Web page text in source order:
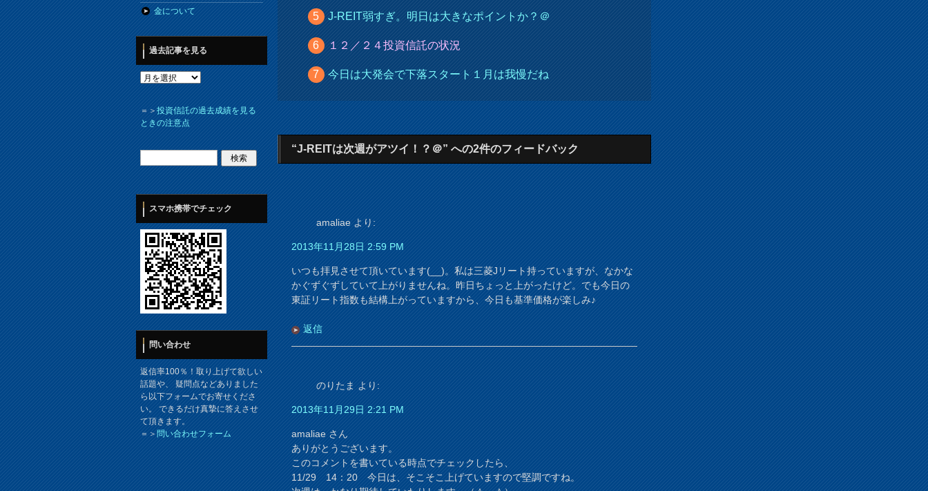
J-REIT弱すぎ。明日は大きなポイントか？＠
１２／２４投資信託の状況
今日は大発会で下落スタート１月は我慢だね
“J-REITは次週がアツイ！？＠” への2件のフィードバック
amaliae より:
2013年11月28日 2:59 PM
いつも拝見させて頂いています(__)。私は三菱Jリート持っていますが、なかな
かぐずぐずしていて上がりませんね。昨日ちょっと上がったけど。でも今日の
東証リート指数も結構上がっていますから、今日も基準価格が楽しみ♪
返信
のりたま より:
2013年11月29日 2:21 PM
amaliae さん
ありがとうございます。
このコメントを書いている時点でチェックしたら、
11/29 14：20 今日は、そこそこ上げていますので堅調ですね。
金について
過去記事を見る
＝＞投資信託の過去成績を見る
ときの注意点
スマホ携帯でチェック
問い合わせ
返信率100％！取り上げて欲しい
話題や、 疑問点などありました
ら以下フォームでお寄せくださ
い。 できるだけ真摯に答えさせ
て頂きます。
＝＞問い合わせフォーム